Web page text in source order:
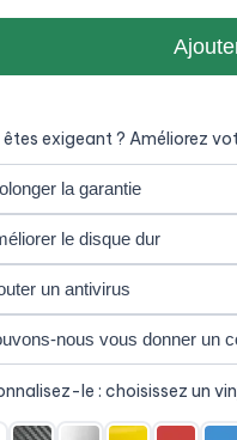
êtes exigeant ? Améliorez
le : choisissez un